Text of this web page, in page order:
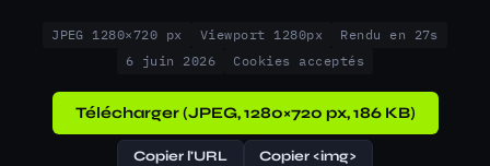
JPEG 1280×720 px Viewport 1280px
Rendu en 27s
6 juin 2026
Cookies acceptés
Télécharger (JPEG, 1280×720 px, 186 KB)
Copier l'URL Copier <img>